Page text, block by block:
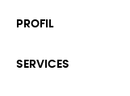
PROFIL
SERVICES